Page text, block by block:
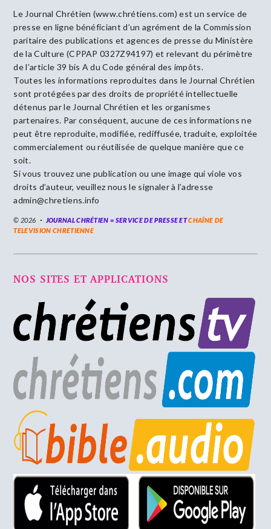
Le Journal Chrétien (www.chrétiens.com) est un service de
presse en ligne bénéficiant d’un agrément de la Commission
paritaire des publications et agences de presse du Ministère
de la Culture (CPPAP 0327Z94197) et relevant du périmètre
de l’article 39 bis A du Code général des impôts.
Toutes les informations reproduites dans le Journal Chrétien
sont protégées par des droits de propriété intellectuelle
détenus par le Journal Chrétien et les organismes
partenaires. Par conséquent, aucune de ces informations ne
peut être reproduite, modifiée, rediffusée, traduite, exploitée
commercialement ou réutilisée de quelque manière que ce
soit.
Si vous trouvez une publication ou une image qui viole vos
droits d’auteur, veuillez nous le signaler à l’adresse
admin@chretiens.info
© 2026 JOURNAL CHRÉTIEN = SERVICE DE PRESSE ETCHAÎNE DE
TELEVISION CHRETIENNE
NOS SITES ET APPLICATIONS